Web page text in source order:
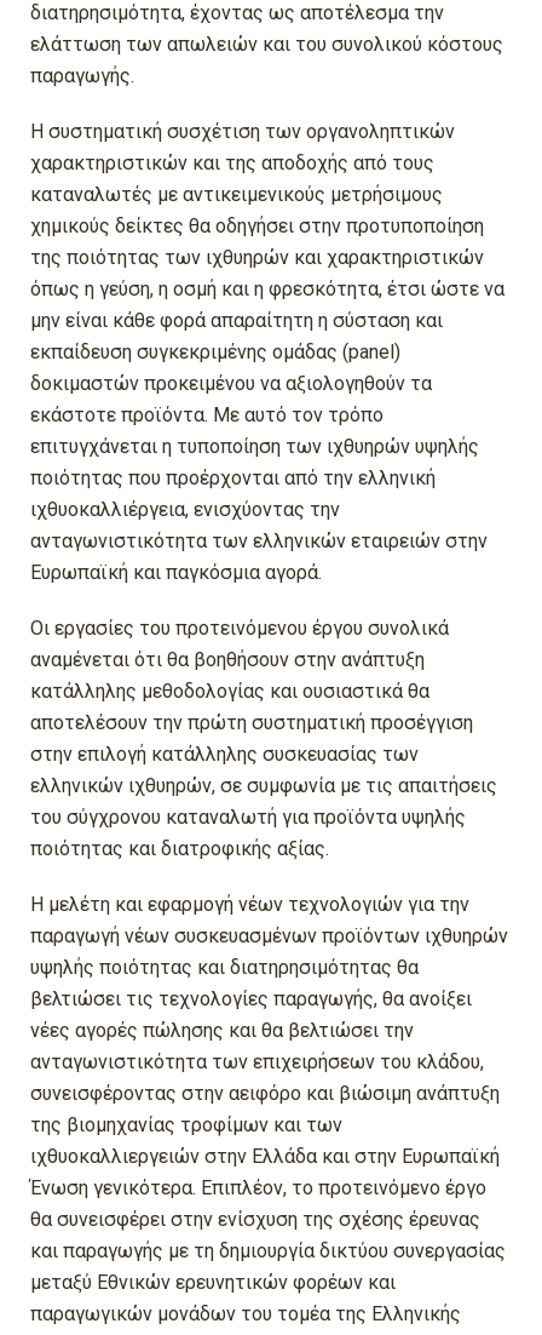
διατηρησιμότητα, έχοντας ως αποτέλεσμα την
ελάττωση των απωλειών και του συνολικού κόστους
παραγωγής.
Η συστηματική συσχέτιση των οργανοληπτικών
χαρακτηριστικών και της αποδοχής από τους
καταναλωτές με αντικειμενικούς μετρήσιμους
χημικούς δείκτες θα οδηγήσει στην προτυποποίηση
της ποιότητας των ιχθυηρών και χαρακτηριστικών
όπως η γεύση, η οσμή και η φρεσκότητα, έτσι ώστε να
μην είναι κάθε φορά απαραίτητη η σύσταση και
εκπαίδευση συγκεκριμένης ομάδας (panel)
δοκιμαστών προκειμένου να αξιολογηθούν τα
εκάστοτε προϊόντα. Με αυτό τον τρόπο
επιτυγχάνεται η τυποποίηση των ιχθυηρών υψηλής
ποιότητας που προέρχονται από την ελληνική
ιχθυοκαλλιέργεια, ενισχύοντας την
ανταγωνιστικότητα των ελληνικών εταιρειών στην
Ευρωπαϊκή και παγκόσμια αγορά.
Οι εργασίες του προτεινόμενου έργου συνολικά
αναμένεται ότι θα βοηθήσουν στην ανάπτυξη
κατάλληλης μεθοδολογίας και ουσιαστικά θα
αποτελέσουν την πρώτη συστηματική προσέγγιση
στην επιλογή κατάλληλης συσκευασίας των
ελληνικών ιχθυηρών, σε συμφωνία με τις απαιτήσεις
του σύγχρονου καταναλωτή για προϊόντα υψηλής
ποιότητας και διατροφικής αξίας.
Η μελέτη και εφαρμογή νέων τεχνολογιών για την
παραγωγή νέων συσκευασμένων προϊόντων ιχθυηρών
υψηλής ποιότητας και διατηρησιμότητας θα
βελτιώσει τις τεχνολογίες παραγωγής, θα ανοίξει
νέες αγορές πώλησης και θα βελτιώσει την
ανταγωνιστικότητα των επιχειρήσεων του κλάδου,
συνεισφέροντας στην αειφόρο και βιώσιμη ανάπτυξη
της βιομηχανίας τροφίμων και των
ιχθυοκαλλιεργειών στην Ελλάδα και στην Ευρωπαϊκή
Ένωση γενικότερα. Επιπλέον, το προτεινόμενο έργο
θα συνεισφέρει στην ενίσχυση της σχέσης έρευνας
και παραγωγής με τη δημιουργία δικτύου συνεργασίας
μεταξύ Εθνικών ερευνητικών φορέων και
παραγωγικών μονάδων του τομέα της Ελληνικής